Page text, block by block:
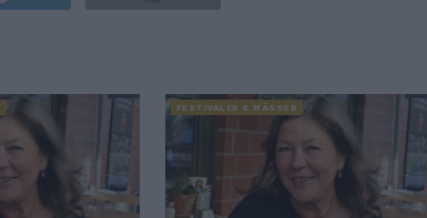
FESTIVALER & MÄSSOR